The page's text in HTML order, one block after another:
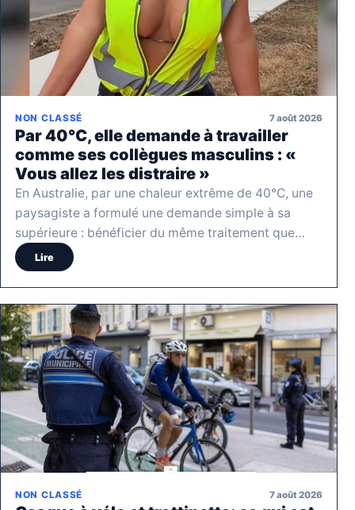
NON CLASSÉ 7 août 2026
Par 40°C, elle demande à travailler
comme ses collègues masculins : «
Vous allez les distraire »
En Australie, par une chaleur extrême de 40°C, une
paysagiste a formulé une demande simple à sa
supérieure : bénéficier du même traitement que…
Lire
NON CLASSÉ 7 août 2026